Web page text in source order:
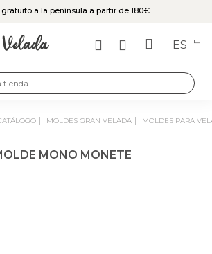
gratuito a la península a partir de 180€
ES
CATÁLOGO MOLDES GRAN VELADA MOLDES PARA